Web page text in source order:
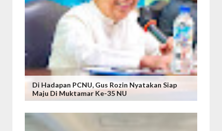
Di Hadapan PCNU, Gus Rozin Nyatakan Siap
Maju Di Muktamar Ke-35 NU